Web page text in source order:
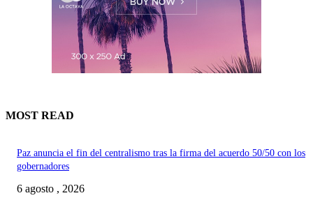
MOST READ
Paz anuncia el fin del centralismo tras la firma del acuerdo 50/50 con los
gobernadores
6 agosto , 2026